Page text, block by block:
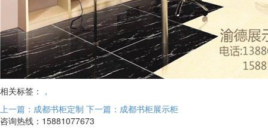
相关标签： ，
上一篇：成都书柜定制 下一篇：成都书柜展示柜
咨询热线：15881077673